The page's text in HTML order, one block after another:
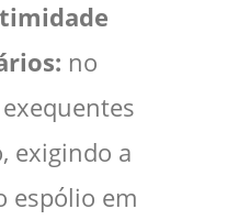
no
exigindo a
espólio em